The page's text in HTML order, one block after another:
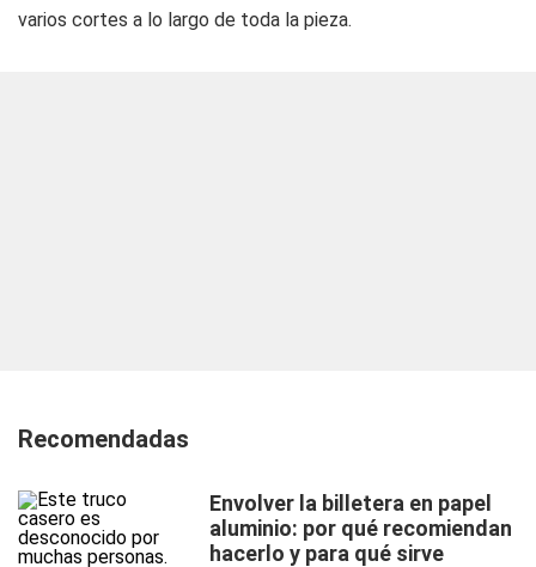
varios cortes a lo largo de toda la pieza.
Recomendadas
Envolver la billetera en papel
aluminio: por qué recomiendan
hacerlo y para qué sirve